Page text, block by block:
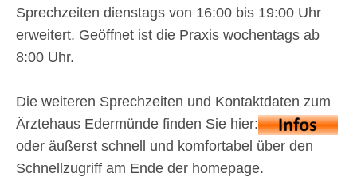
Sprechzeiten dienstags von 16:00 bis 19:00 Uhr
erweitert. Geöffnet ist die Praxis wochentags ab
8:00 Uhr.
Die weiteren Sprechzeiten und Kontaktdaten zum
Ärztehaus Edermünde finden Sie hier:
oder äußerst schnell und komfortabel über den
Schnellzugriff am Ende der homepage.